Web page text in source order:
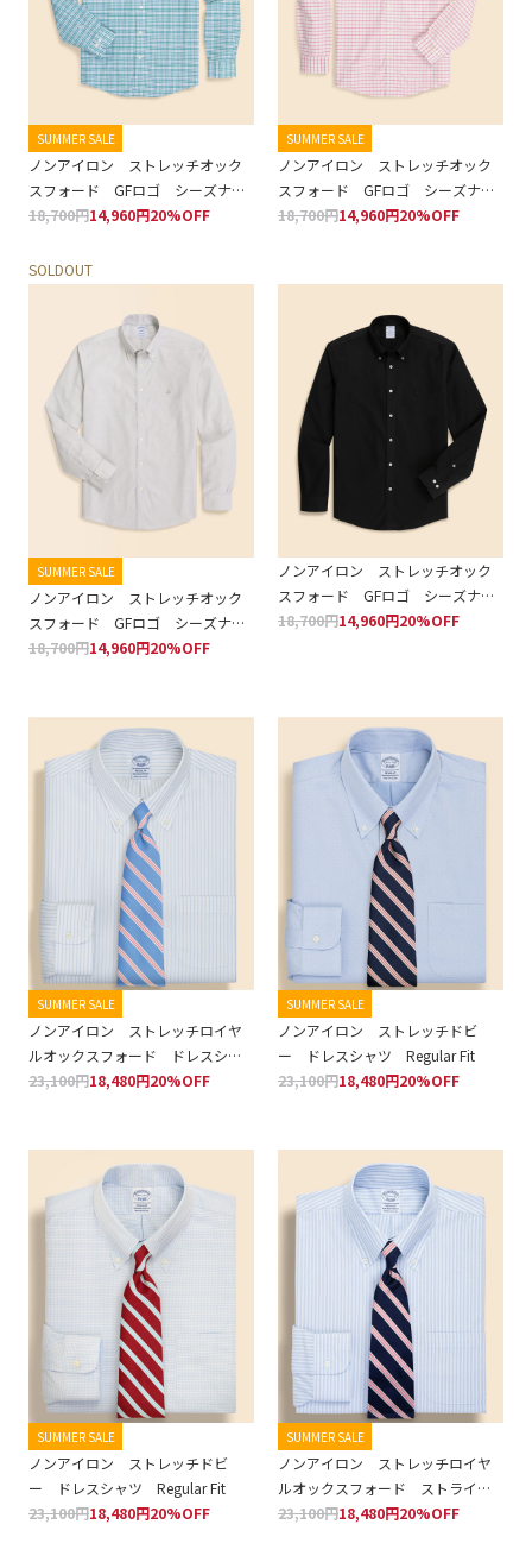
SUMMER SALE
ノンアイロン ストレッチオック
スフォード GFロゴ シーズナル
パターン スポーツシャツ
18,700円14,960円20%OFF
SUMMER SALE
ノンアイロン ストレッチオック
スフォード GFロゴ シーズナル
パターン スポーツシャツ
18,700円14,960円20%OFF
SOLDOUT
SUMMER SALE
ノンアイロン ストレッチオック
スフォード GFロゴ シーズナル
カラー スポーツシャツ Regular
18,700円14,960円20%OFF
ノンアイロン ストレッチオック
スフォード GFロゴ シーズナル
カラー スポーツシャツ Regular
18,700円14,960円20%OFF
SUMMER SALE
ノンアイロン ストレッチロイヤ
ルオックスフォード ドレスシャ
ツ Regular Fit
23,100円18,480円20%OFF
SUMMER SALE
ノンアイロン ストレッチドビ
ー ドレスシャツ Regular Fit
23,100円18,480円20%OFF
SUMMER SALE
ノンアイロン ストレッチドビ
ー ドレスシャツ Regular Fit
23,100円18,480円20%OFF
SUMMER SALE
ノンアイロン ストレッチロイヤ
ルオックスフォード ストライ
プ ドレスシャツ Regular Fit
23,100円18,480円20%OFF